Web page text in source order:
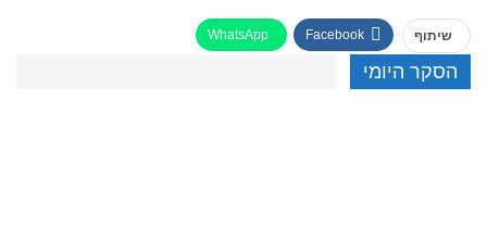
שיתוף Facebook
WhatsApp
הסקר היומי